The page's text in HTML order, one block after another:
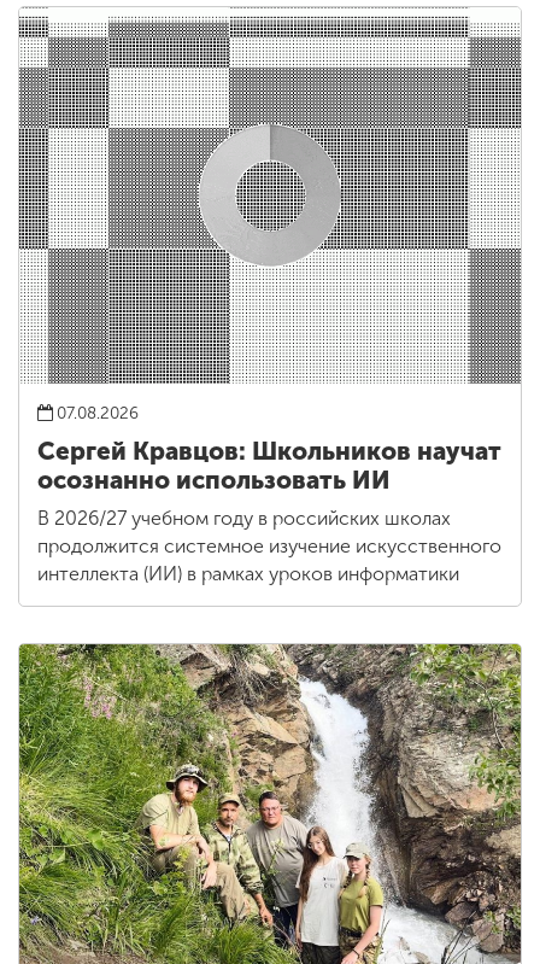
07.08.2026
Сергей Кравцов: Школьников научат
осознанно использовать ИИ
В 2026/27 учебном году в российских школах
продолжится системное изучение искусственного
интеллекта (ИИ) в рамках уроков информатики